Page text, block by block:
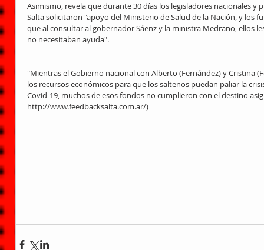
Asimismo, revela que durante 30 días los legisladores nacionales y
Salta solicitaron "apoyo del Ministerio de Salud de la Nación, y los
que al consultar al gobernador Sáenz y la ministra Medrano, ellos
no necesitaban ayuda".
"Mientras el Gobierno nacional con Alberto (Fernández) y Cristina
los recursos económicos para que los salteños puedan paliar la
Covid-19, muchos de esos fondos no cumplieron con el destino
http://www.feedbacksalta.com.ar/)